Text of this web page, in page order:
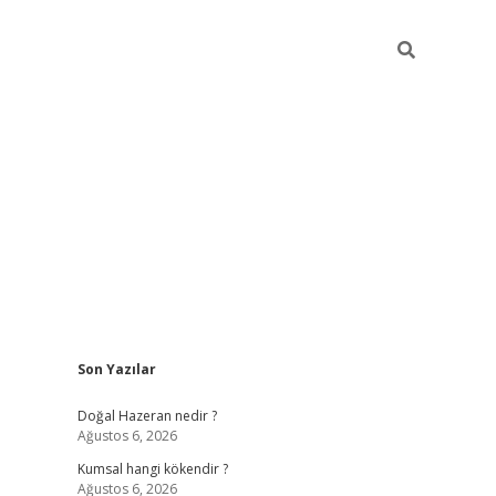
Sidebar
Son Yazılar
Doğal Hazeran nedir ?
Ağustos 6, 2026
Kumsal hangi kökendir ?
Ağustos 6, 2026
ilbet giriş